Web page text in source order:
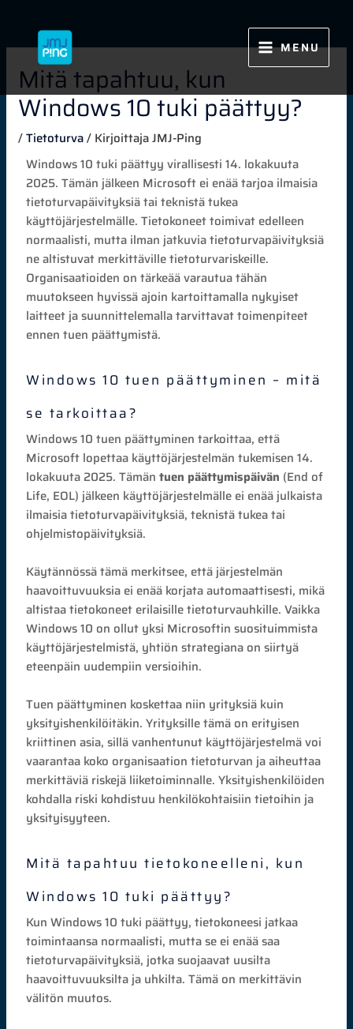
sisältöön
MENU
Mitä tapahtuu, kun
Windows 10 tuki päättyy?
/Tietoturva/ KirjoittajaJMJ-Ping
Windows 10 tuki päättyy virallisesti 14. lokakuuta
2025. Tämän jälkeen Microsoft ei enää tarjoa ilmaisia
tietoturvapäivityksiä tai teknistä tukea
käyttöjärjestelmälle. Tietokoneet toimivat edelleen
normaalisti, mutta ilman jatkuvia tietoturvapäivityksiä
ne altistuvat merkittäville tietoturvariskeille.
Organisaatioiden on tärkeää varautua tähän
muutokseen hyvissä ajoin kartoittamalla nykyiset
laitteet ja suunnittelemalla tarvittavat toimenpiteet
ennen tuen päättymistä.
Windows 10 tuen päättyminen – mitä
se tarkoittaa?
Windows 10 tuen päättyminen tarkoittaa, että
Microsoft lopettaa käyttöjärjestelmän tukemisen 14.
lokakuuta 2025. Tämäntuen päättymispäivän (End of
Life, EOL) jälkeen käyttöjärjestelmälle ei enää julkaista
ilmaisia tietoturvapäivityksiä, teknistä tukea tai
ohjelmistopäivityksiä.
Käytännössä tämä merkitsee, että järjestelmän
haavoittuvuuksia ei enää korjata automaattisesti, mikä
altistaa tietokoneet erilaisille tietoturvauhkille. Vaikka
Windows 10 on ollut yksi Microsoftin suosituimmista
käyttöjärjestelmistä, yhtiön strategiana on siirtyä
eteenpäin uudempiin versioihin.
Tuen päättyminen koskettaa niin yrityksiä kuin
yksityishenkilöitäkin. Yrityksille tämä on erityisen
kriittinen asia, sillä vanhentunut käyttöjärjestelmä voi
vaarantaa koko organisaation tietoturvan ja aiheuttaa
merkittäviä riskejä liiketoiminnalle. Yksityishenkilöiden
kohdalla riski kohdistuu henkilökohtaisiin tietoihin ja
yksityisyyteen.
Mitä tapahtuu tietokoneelleni, kun
Windows 10 tuki päättyy?
Kun Windows 10 tuki päättyy, tietokoneesi jatkaa
toimintaansa normaalisti, mutta se ei enää saa
tietoturvapäivityksiä, jotka suojaavat uusilta
haavoittuvuuksilta ja uhkilta. Tämä on merkittävin
välitön muutos.